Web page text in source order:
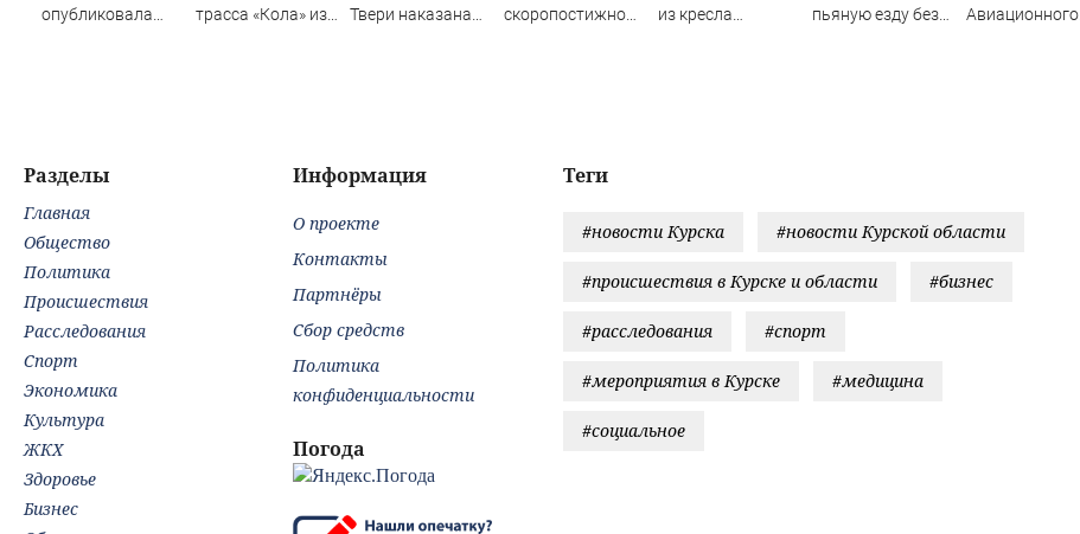
опубликовала
трасса «Кола» из-
Твери наказана
скоропостижно
из кресла
пьяную езду без
Авиационного
Теги
#новости Курска #новости Курской области
#происшествия в Курске и области #бизнес
#расследования #спорт
#мероприятия в Курске #медицина
#социальное
Разделы
Главная
Общество
Политика
Происшествия
Расследования
Спорт
Экономика
Культура
ЖКХ
Здоровье
Бизнес
Информация
О проекте
Контакты
Партнёры
Сбор средств
Политика
конфиденциальности
Погода